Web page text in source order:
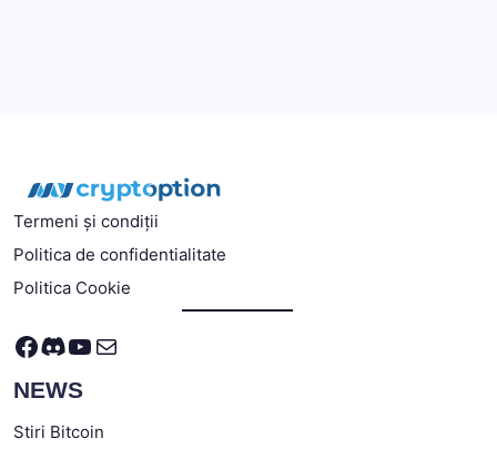
Termeni și condiții
Politica de confidentialitate
Politica Cookie
Facebook
Discord
YouTube
Mail
NEWS
Stiri Bitcoin